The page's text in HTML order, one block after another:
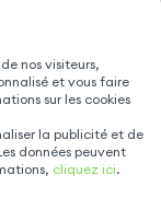
nos visiteurs,
et vous faire
sur les cookies
la publicité et de
données peuvent
cliquez ici.